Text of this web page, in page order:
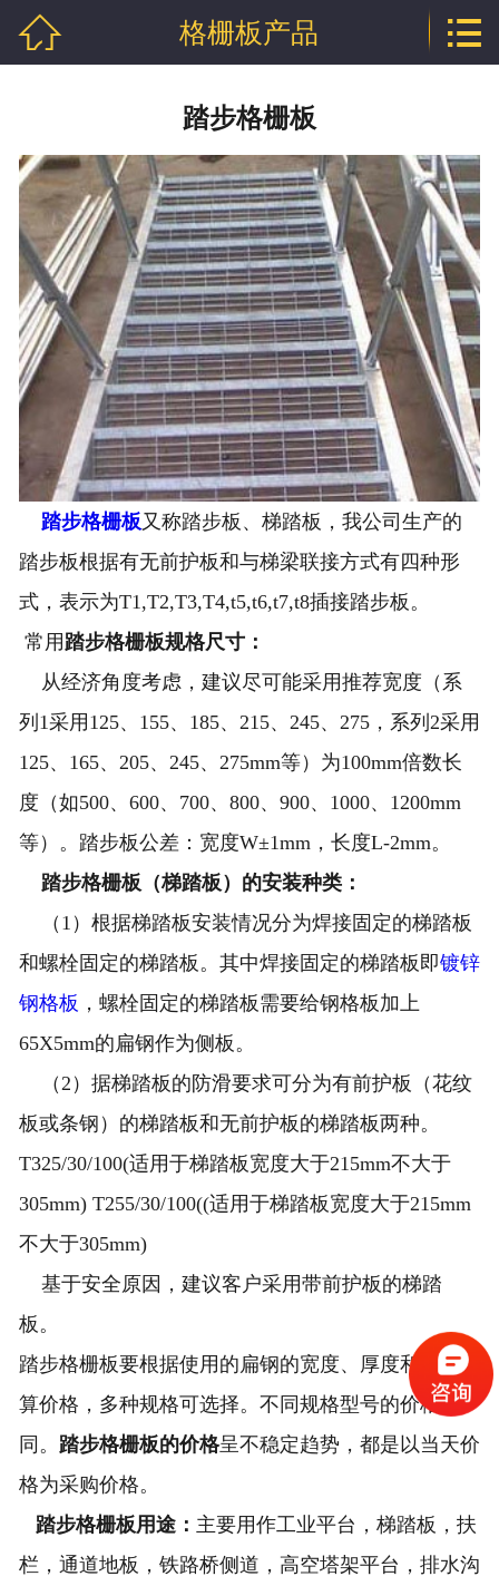
钢格栅板产品
钢格板产品
沟盖板产品
踏步板产品
球接栏杆产品
钢格板新闻
技术支持
车间一角
企业资质
 格栅板产品 
踏步格栅板
踏步格栅板又称踏步板、梯踏板，我公司生产的
踏步板根据有无前护板和与梯梁联接方式有四种形
式，表示为T1,T2,T3,T4,t5,t6,t7,t8插接踏步板。
常用 踏步格栅板规格尺寸：
从经济角度考虑，建议尽可能采用推荐宽度（系
列1采用125、155、185、215、245、275，系列2采用
125、165、205、245、275mm等）为100mm倍数长
度（如500、600、700、800、900、1000、1200mm
等）。踏步板公差：宽度W±1mm，长度L-2mm。
踏步格栅板（梯踏板）的安装种类：
（1）根据梯踏板安装情况分为焊接固定的梯踏板
和螺栓固定的梯踏板。其中焊接固定的梯踏板即镀锌
钢格板 ，螺栓固定的梯踏板需要给钢格板加上
65X5mm的扁钢作为侧板。
（2）据梯踏板的防滑要求可分为有前护板（花纹
板或条钢）的梯踏板和无前护板的梯踏板两种。
T325/30/100(适用于梯踏板宽度大于215mm不大于
305mm) T255/30/100((适用于梯踏板宽度大于215mm
不大于305mm)
基于安全原因，建议客户采用带前护板的梯踏
板。
踏步格栅板要根据使用的扁钢的宽度、厚度和间距计
算价格，多种规格可选择。不同规格型号的价格不
同。 踏步格栅板的价格呈不稳定趋势，都是以当天价
格为采购价格。
踏步格栅板用途： 主要用作工业平台，梯踏板，扶
栏，通道地板，铁路桥侧道，高空塔架平台，排水沟